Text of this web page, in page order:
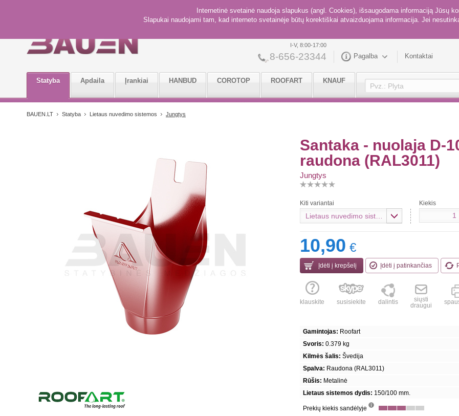
Internetinė svetainė naudoja slapukus (angl. Cookies), išsaugodama informaciją Jūsų
Slapukai naudojami tam, kad interneto svetainėje būtų korektiškai atvaizduojama informacija. Jei
I-V, 8:00-17:00
8-656-23344 Pagalba Kontaktai
Statyba Apdaila Įrankiai HANBUD COROTOP ROOFART KNAUF
BAUEN.LT Statyba Lietaus nuvedimo sistemos Jungtys
Santaka - nuolaja D-
raudona (RAL3011)
Jungtys
Kiti variantai
Kiekis
10,90 €
Įdėti į krepšelį Įdėti į patinkančias
klauskite susisiekite dalintis
siųsti
draugui
Gamintojas: Roofart
Svoris: 0.379 kg
Kilmės šalis: Švedija
Spalva: Raudona (RAL3011)
Rūšis: Metalinė
Lietaus sistemos dydis: 150/100 mm.
Prekių kiekis sandėlyje